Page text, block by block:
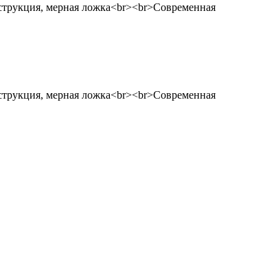
мерная ложка<br><br>Современная
мерная ложка<br><br>Современная